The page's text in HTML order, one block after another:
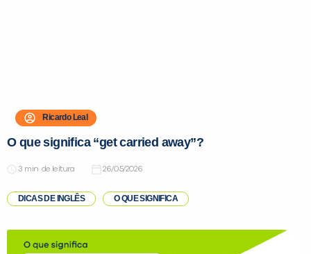
Ricardo Leal
O que significa “get carried away”?
de leitura 26/05/2026
DICAS DE INGLÊS O QUE SIGNIFICA